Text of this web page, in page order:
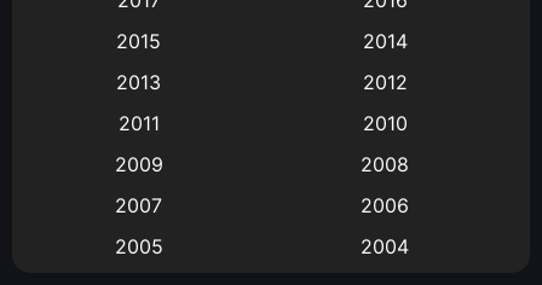
Animation แอนิเมชัน
(9)
Big tits (นมใหญ่)
Bitch (ผู้หญิงร่าน)
2015
2014
2013
2012
2011
2010
2009
2008
2007
2006
2005
2004